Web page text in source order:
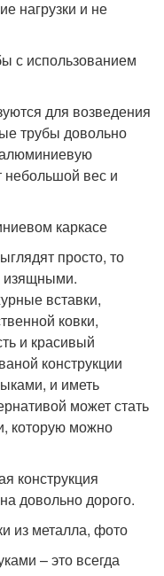
нагрузки и не
с использованием
для возведения
трубы довольно
небольшой вес и
каркасе
просто, то
изящными.
вставки,
ковки,
и красивый
конструкции
и иметь
может стать
которую можно
конструкция
довольно дорого.
из металла, фото
– это всегда